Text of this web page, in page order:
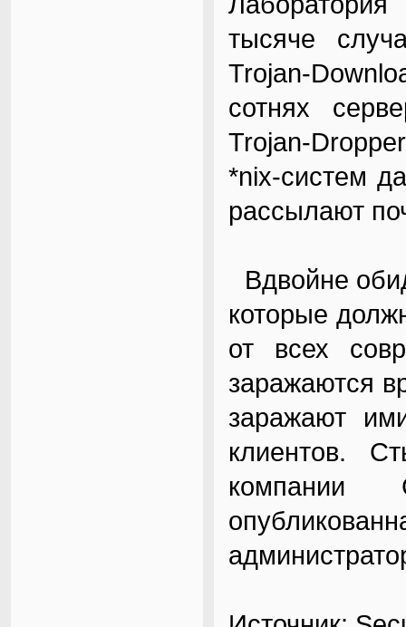
тысяче
Trojan-
сотнях
Trojan-
*nix-систем
рассылают
Вдвойне
которые
от всех
заражаются
заражают
клиентов.
компании